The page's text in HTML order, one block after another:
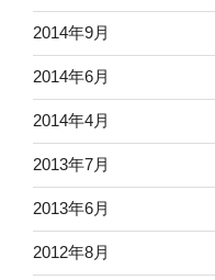
2014年9月
2014年6月
2014年4月
2013年7月
2013年6月
2012年8月